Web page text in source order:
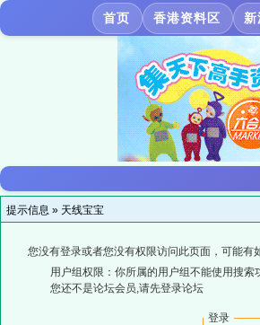
首页 香港资料区
提示信息 » 天线宝宝
您没有登录或者您没有权限访问此页面，可能有
用户组权限：你所属的用户组不能使用搜索
您还不是论坛会员,请先登录论坛
登录